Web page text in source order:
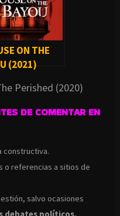
ON THE
(2021)
Perished (2020)
DE COMENTAR EN
constructiva.
o referencias a sitios de
salvo ocasiones